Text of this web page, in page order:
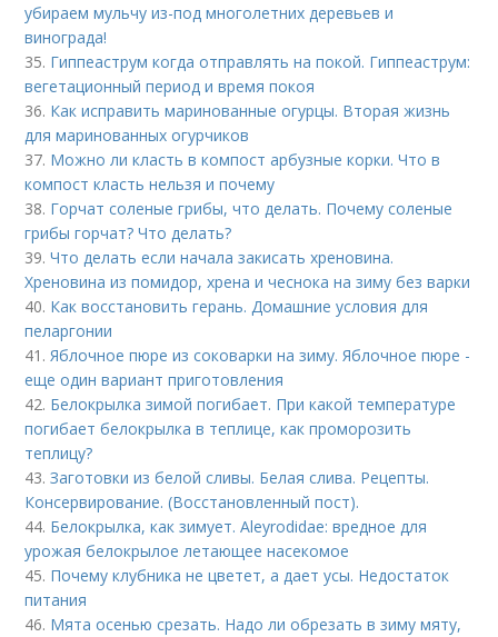
убираем мульчу из-под многолетних деревьев и
винограда!
35. Гиппеаструм когда отправлять на покой. Гиппеаструм:
вегетационный период и время покоя
36. Как исправить маринованные огурцы. Вторая жизнь
для маринованных огурчиков
37. Можно ли класть в компост арбузные корки. Что в
компост класть нельзя и почему
38. Горчат соленые грибы, что делать. Почему соленые
грибы горчат? Что делать?
39.Что делать если начала закисать хреновина.
Хреновина из помидор, хрена и чеснока на зиму без варки
40. Как восстановить герань. Домашние условия для
пеларгонии
41.Яблочное пюре из соковарки на зиму. Яблочное пюре -
еще один вариант приготовления
42. Белокрылка зимой погибает. При какой температуре
погибает белокрылка в теплице, как проморозить
теплицу?
43.Заготовки из белой сливы. Белая слива. Рецепты.
Консервирование. (Восстановленный пост).
44. Белокрылка, как зимует. Aleyrodidae: вредное для
урожая белокрылое летающее насекомое
45. Почему клубника не цветет, а дает усы. Недостаток
питания
46. Мята осенью срезать. Надо ли обрезать в зиму мяту,